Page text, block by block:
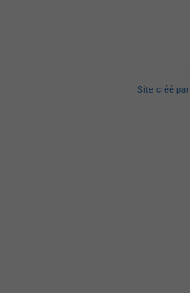
Site créé par